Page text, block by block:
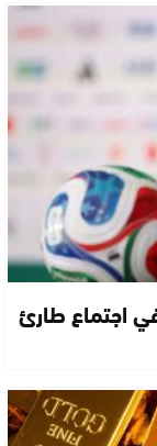
اجتماع طارئ